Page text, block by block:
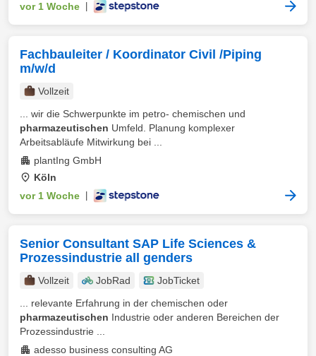
vor 1 Woche
Fachbauleiter / Koordinator Civil /Piping
m/w/d
Vollzeit
... wir die Schwerpunkte im petro- chemischen und
pharmazeutischen Umfeld. Planung komplexer
Arbeitsabläufe Mitwirkung bei ...
plantIng GmbH
Köln
vor 1 Woche
Senior Consultant SAP Life Sciences &
Prozessindustrie all genders
Vollzeit JobRad
JobTicket
... relevante Erfahrung in der chemischen oder
pharmazeutischen Industrie oder anderen Bereichen der
Prozessindustrie ...
adesso business consulting AG